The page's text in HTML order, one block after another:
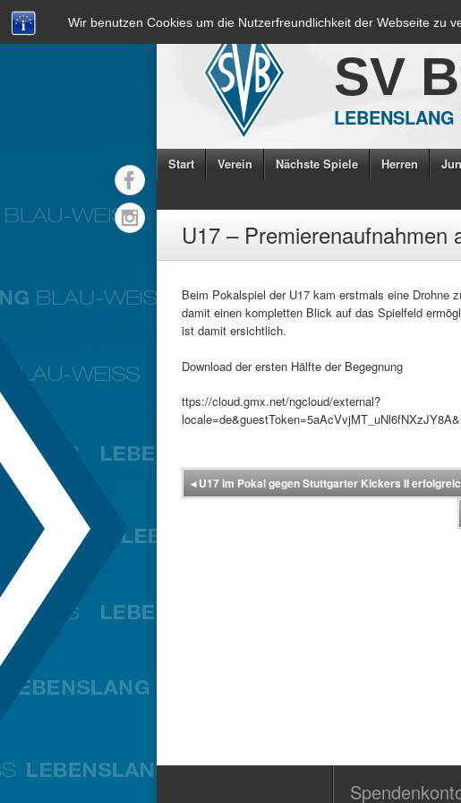
Wir benutzen Cookies um die Nutzerfreundlichkeit der Webseite zu
SV
Start Verein Nächste Spiele Herren
U17 – Premierenaufnahmen
Beim Pokalspiel der U17 kam erstmals eine Drohne
damit einen kompletten Blick auf das Spielfeld
ist damit ersichtlich.
Download der ersten Hälfte der Begegnung
ttps://cloud.gmx.net/ngcloud/external?
◂U17 im Pokal gegen Stuttgarter Kickers II